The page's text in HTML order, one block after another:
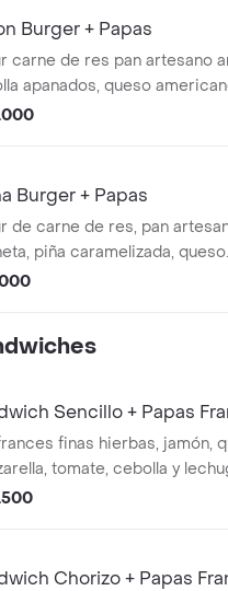
Burger + Papas
carne de res pan artesano
apanados, queso
mozzarella y salsa de la casa
Burger + Papas
de carne de res, pan
piña caramelizada, queso
queso mozzarella y
Sencillo + Papas
finas hierbas, jamón,
tomate, cebolla y
Chorizo + Papas